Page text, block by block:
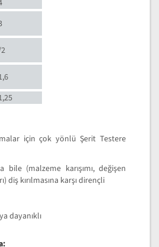
için çok yönlü Şerit Testere
bile (malzeme karışımı, değişen
diş kırılmasına karşı dirençli
dayanıklı